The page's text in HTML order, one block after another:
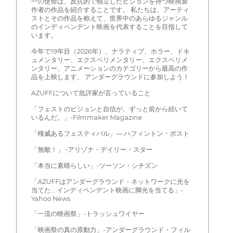
作者の作品を紹介することです。 私たちは、アーティ
ストとその作品を称えて、世界中のあらゆるジャンル
のインディペンデント映画を代表することを目指して
います。
今年で19年目（2026年）、ナラティブ、ホラー、ドキ
ュメンタリー、エクスペリメンタリー、エクスペリメ
ンタリー、アニメーションのカテゴリーから最高の作
品を上映します。 アンダーグラウンドに参加しよう！
AZUFFについて批評家が言っていること
「フェストのビジョンと自信が、ずっと前から続いて
いるんだ。」-Filmmaker Magazine
「権威あるフェスティバル」— ハフィントン・ポスト
「無敵！」 -アリゾナ・デイリー・スター
「本当に素晴らしい」-ツーソン・シチズン
「AZUFFはアンダーグラウンド・ネットワークに光を
当てた... インディペンデント映画に脚光を当てる」-
Yahoo News
「一流の映画祭」-トラッシュワイヤー
「映画祭の真の原動力」-アンダーグラウンド・フィル